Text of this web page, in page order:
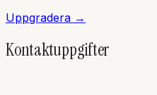
Uppgradera →
Kontaktuppgifter